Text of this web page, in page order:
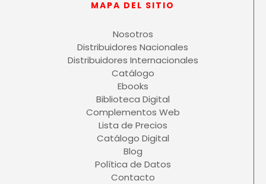
MAPA DEL SITIO
Nosotros
Distribuidores Nacionales
Distribuidores Internacionales
Catálogo
Ebooks
Biblioteca Digital
Complementos Web
Lista de Precios
Catálogo Digital
Blog
Política de Datos
Contacto